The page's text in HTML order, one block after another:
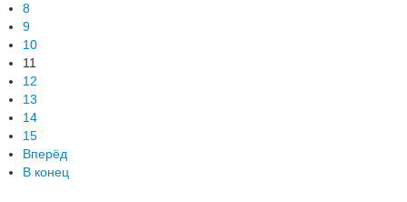
8
9
10
11
12
13
14
15
Вперёд
В конец